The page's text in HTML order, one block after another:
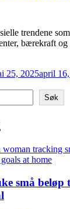
trendene
bærekraft
25, 2025april
Søk
små beløp